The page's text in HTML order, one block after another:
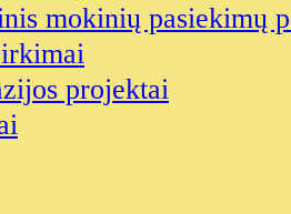
mokinių pasiekimų
projektai